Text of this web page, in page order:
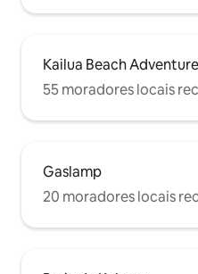
Kailua Beach
55 moradores locais
Gaslamp
20 moradores locais